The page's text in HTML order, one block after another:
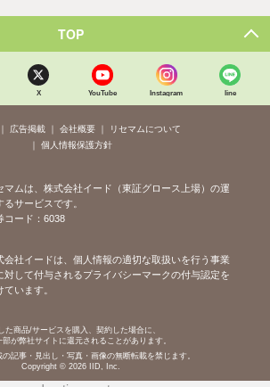
TOP
X YouTube Instagram line
広告掲載 会社概要
リセマムについて
個人情報保護方針
マムは、株式会社イード（東証グロース上場）の運
るサービスです。
コード：6038
会社イードは、個人情報の適切な取扱いを行う事業
対して付与されるプライバシーマークの付与認定を
ています。
た商品/サービスを購入、契約した場合に、
部が弊社サイトに還元されることがあります。
記事・見出し・写真・画像の無断転載を禁じます。
Copyright © 2026 IID, Inc.